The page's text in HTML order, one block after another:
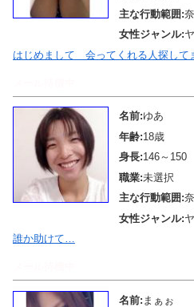
主な行動範囲:
女性ジャンル:
はじめまして 会ってくれる人探して
名前:ゆあ
年齢:18歳
身長:146～150
職業:未選択
主な行動範囲:
女性ジャンル:
誰か助けて…
名前: まぁぉ